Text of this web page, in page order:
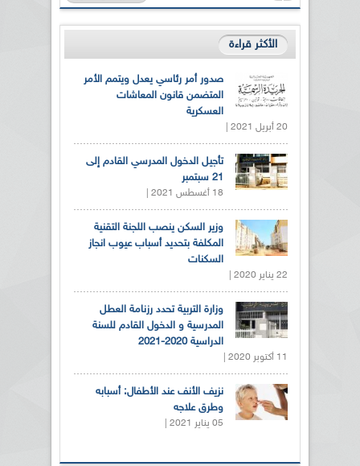
الأكثر قراءة
صدور أمر رئاسي يعدل ويتمم الأمر
المتضمن قانون المعاشات
العسكرية
20 أبريل 2021 |
تأجيل الدخول المدرسي القادم إلى
21 سبتمبر
18 أغسطس 2021 |
وزير السكن ينصب اللجنة التقنية
المكلفة بتحديد أسباب عيوب انجاز
السكنات
22 يناير 2020 |
وزارة التربية تحدد رزنامة العطل
المدرسية و الدخول القادم للسنة
الدراسية 2020-2021
11 أكتوبر 2020 |
نزيف الأنف عند الأطفال: أسبابه
وطرق علاجه
05 يناير 2021 |